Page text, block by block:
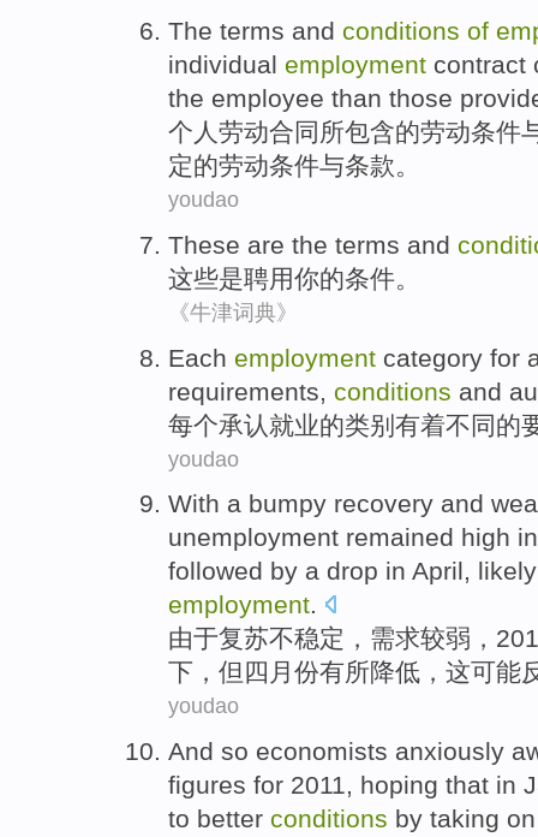
The terms and conditions of
individual employment contract
the employee than those
个人 劳动合同 所包含的劳动条件
定的劳动条件与条款。
youdao
These are the terms and
这些是聘用你的条件。
《牛津词典》
Each employment category for
requirements
conditions and
每个承认 就业的类别 有着不同的
youdao
With a bumpy recovery and
unemployment remained high
followed by a drop in April,
employment.
由于复苏不稳定， 需求较弱 ，
下 ， 但四月份有所降低， 这可能
youdao
And so economists anxiously
figures for 2011, hoping that in
to better conditions by taking